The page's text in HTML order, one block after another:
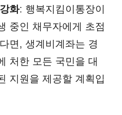
화: 행복지킴이통장이
중인 채무자에게 초점
면, 생계비계좌는 경
처한 모든 국민을 대
지원을 제공할 계획입